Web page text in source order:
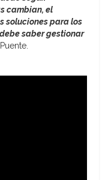
cambian, el
soluciones para los
saber gestionar